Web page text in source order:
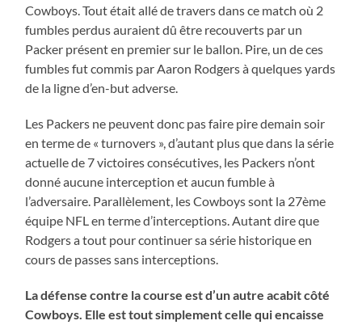
Cowboys. Tout était allé de travers dans ce match où 2
fumbles perdus auraient dû être recouverts par un
Packer présent en premier sur le ballon. Pire, un de ces
fumbles fut commis par Aaron Rodgers à quelques yards
de la ligne d’en-but adverse.
Les Packers ne peuvent donc pas faire pire demain soir
en terme de « turnovers », d’autant plus que dans la série
actuelle de 7 victoires consécutives, les Packers n’ont
donné aucune interception et aucun fumble à
l’adversaire. Parallèlement, les Cowboys sont la 27ème
équipe NFL en terme d’interceptions. Autant dire que
Rodgers a tout pour continuer sa série historique en
cours de passes sans interceptions.
La défense contre la course est d’un autre acabit côté
Cowboys. Elle est tout simplement celle qui encaisse